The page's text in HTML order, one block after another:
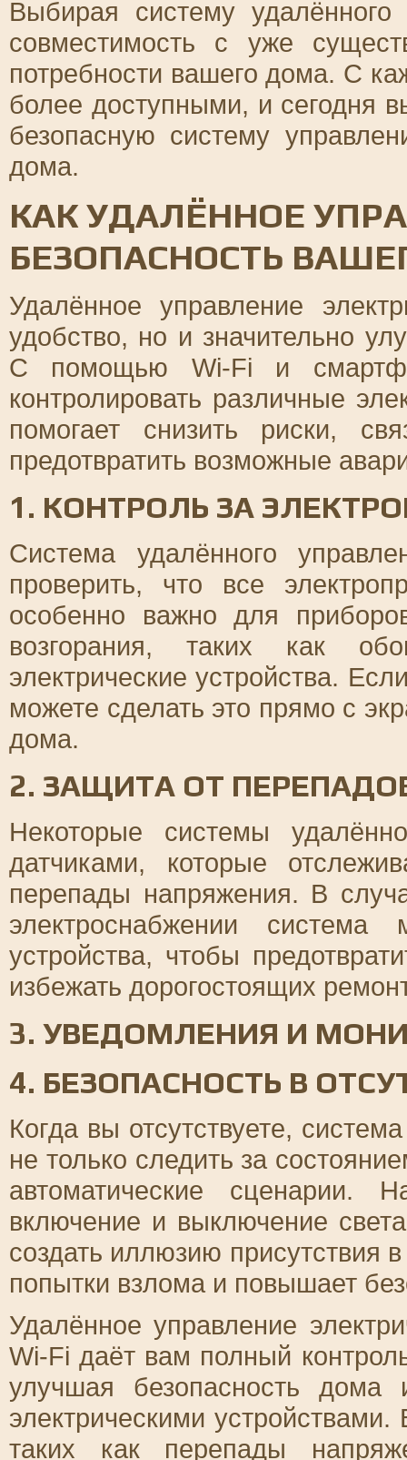
Выбирая систему
совместимость с уже
потребности вашего дома. С
более доступными, и сегодня
безопасную систему
дома.
КАК УДАЛЁННОЕ
БЕЗОПАСНОСТЬ
Удалённое управление
удобство, но и значительно
С помощью Wi-Fi и
контролировать различные
помогает снизить риски,
предотвратить возможные
1. КОНТРОЛЬ ЗА
Система удалённого
проверить, что все
особенно важно для
возгорания, таких как
электрические устройства.
можете сделать это прямо с
дома.
2. ЗАЩИТА ОТ
Некоторые системы
датчиками, которые
перепады напряжения. В
электроснабжении система
устройства, чтобы
избежать дорогостоящих
3. УВЕДОМЛЕНИЯ И
4. БЕЗОПАСНОСТЬ В
Когда вы отсутствуете,
не только следить за
автоматические сценарии.
включение и выключение
создать иллюзию присутствия
попытки взлома и повышает
Удалённое управление
Wi-Fi даёт вам полный
улучшая безопасность
электрическими
таких как перепады